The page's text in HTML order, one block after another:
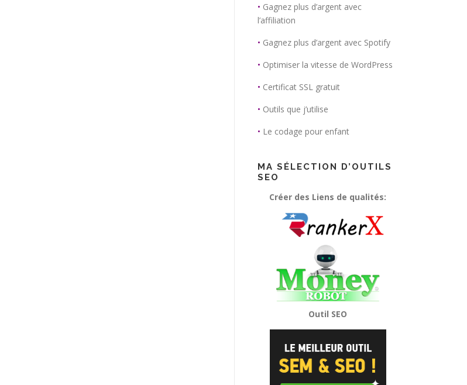
• Gagnez plus d’argent avec
l’affiliation
• Gagnez plus d’argent avec Spotify
• Optimiser la vitesse de WordPress
• Certificat SSL gratuit
• Outils que j’utilise
• Le codage pour enfant
MA SÉLECTION D’OUTILS
SEO
Créer des Liens de qualités:
Outil SEO